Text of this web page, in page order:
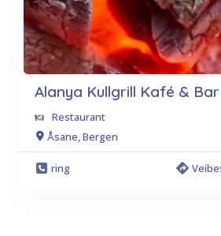
Alanya Kullgrill Kafé & Bar
Restaurant
Åsane, Bergen
ring